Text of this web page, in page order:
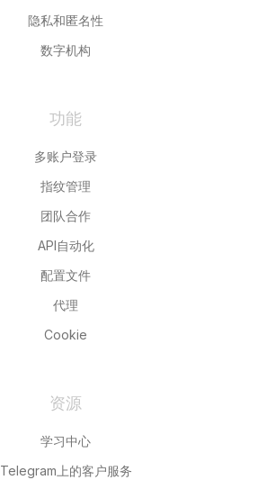
隐私和匿名性
数字机构
功能
多账户登录
指纹管理
团队合作
API自动化
配置文件
代理
Cookie
资源
学习中心
Telegram上的客户服务